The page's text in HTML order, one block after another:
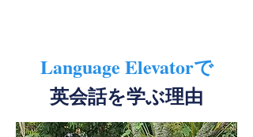
Language Elevatorで
英会話を学ぶ理由